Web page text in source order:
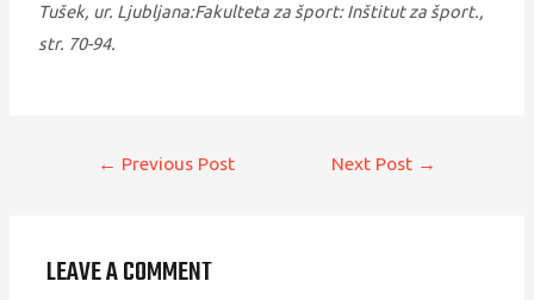
Tušek, ur. Ljubljana:Fakulteta za šport: Inštitut za šport.,
str. 70-94.
← Previous Post Next Post →
LEAVE A COMMENT